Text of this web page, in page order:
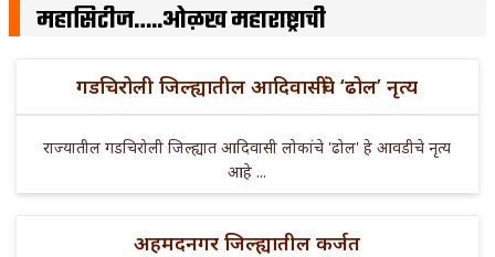
महासिटीज…..ओळख महाराष्ट्राची
गडचिरोली जिल्ह्यातील आदिवासींचे ‘ढोल’ नृत्य
राज्यातील गडचिरोली जिल्ह्यात आदिवासी लोकांचे 'ढोल' हे आवडीचे नृत्य
आहे ...
अहमदनगर जिल्ह्यातील कर्जत